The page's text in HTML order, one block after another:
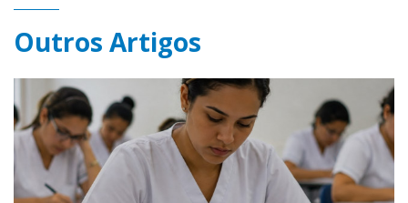
Outros Artigos